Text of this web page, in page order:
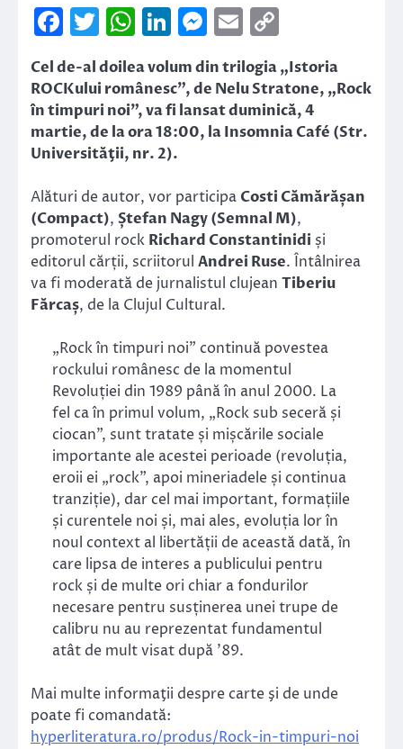
Facebook
Twitter
WhatsApp
LinkedIn
Messenger
Email
Link
Cel de-al doilea volum din trilogia „Istoria
ROCKului românesc”, de Nelu Stratone, „Rock
în timpuri noi”, va fi lansat duminică, 4
martie, de la ora 18:00, la Insomnia Café (Str.
Universităţii, nr. 2).
Alături de autor, vor participa Costi Cămărășan
(Compact), Ștefan Nagy (Semnal M),
promoterul rock Richard Constantinidi și
editorul cărții, scriitorul Andrei Ruse. Întâlnirea
va fi moderată de jurnalistul clujean Tiberiu
Fărcaș, de la Clujul Cultural.
„Rock în timpuri noi” continuă povestea
rockului românesc de la momentul
Revoluției din 1989 până în anul 2000. La
fel ca în primul volum, „Rock sub seceră și
ciocan”, sunt tratate și mișcările sociale
importante ale acestei perioade (revoluția,
eroii ei „rock”, apoi mineriadele și continua
tranziție), dar cel mai important, formațiile
și curentele noi și, mai ales, evoluția lor în
noul context al libertății de această dată, în
care lipsa de interes a publicului pentru
rock și de multe ori chiar a fondurilor
necesare pentru susținerea unei trupe de
calibru nu au reprezentat fundamentul
atât de mult visat după ’89.
Mai multe informaţii despre carte şi de unde
poate fi comandată:
hyperliteratura.ro/produs/Rock-in-timpuri-noi